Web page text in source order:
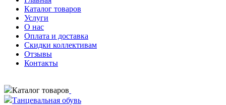
Каталог товаров
Услуги
О нас
Оплата и доставка
Скидки коллективам
Отзывы
Контакты
Каталог товаров
Танцевальная обувь